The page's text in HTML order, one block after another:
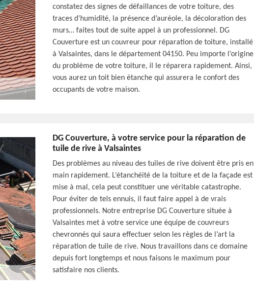
constatez des signes de défaillances de votre toiture, des
traces d’humidité, la présence d’auréole, la décoloration des
murs… faites tout de suite appel à un professionnel. DG
Couverture est un couvreur pour réparation de toiture, installé
à Valsaintes, dans le département 04150. Peu importe l’origine
du problème de votre toiture, il le réparera rapidement. Ainsi,
vous aurez un toit bien étanche qui assurera le confort des
occupants de votre maison.
DG Couverture, à votre service pour la réparation de
tuile de rive à Valsaintes
Des problèmes au niveau des tuiles de rive doivent être pris en
main rapidement. L’étanchéité de la toiture et de la façade est
mise à mal, cela peut constituer une véritable catastrophe.
Pour éviter de tels ennuis, il faut faire appel à de vrais
professionnels. Notre entreprise DG Couverture située à
Valsaintes met à votre service une équipe de couvreurs
chevronnés qui saura effectuer selon les règles de l’art la
réparation de tuile de rive. Nous travaillons dans ce domaine
depuis fort longtemps et nous faisons le maximum pour
satisfaire nos clients.